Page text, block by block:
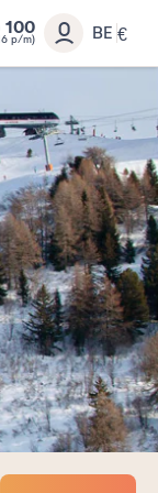
100
p/m) BE €